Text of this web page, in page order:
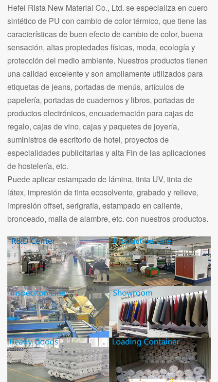
Hefei Rista New Material Co., Ltd. se especializa en cuero
sintético de PU con cambio de color térmico, que tiene las
características de buen efecto de cambio de color, buena
sensación, altas propiedades físicas, moda, ecología y
protección del medio ambiente. Nuestros productos tienen
una calidad excelente y son ampliamente utilizados para
etiquetas de jeans, portadas de menús, artículos de
papelería, portadas de cuadernos y libros, portadas de
productos electrónicos, encuadernación para cajas de
regalo, cajas de vino, cajas y paquetes de joyería,
suministros de escritorio de hotel, proyectos de
especialidades publicitarias y alta Fin de las aplicaciones
de hostelería, etc.
Puede aplicar estampado de lámina, tinta UV, tinta de
látex, impresión de tinta ecosolvente, grabado y relieve,
impresión offset, serigrafía, estampado en caliente,
bronceado, malla de alambre, etc. con nuestros productos.